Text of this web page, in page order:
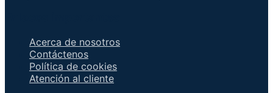
Acerca de nosotros
Contáctenos
Política de cookies
Atención al cliente